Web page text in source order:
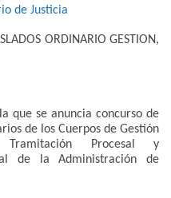
de Justicia
ORDINARIO GESTION,
que se anuncia concurso de
de los Cuerpos de Gestión
Procesal y
de la Administración de